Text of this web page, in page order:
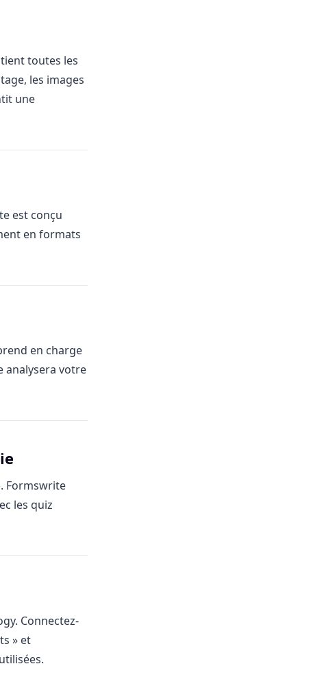
toutes les
les images
une
est conçu
en formats
en charge
analysera votre
Formswrite
les quiz
Connectez-
» et